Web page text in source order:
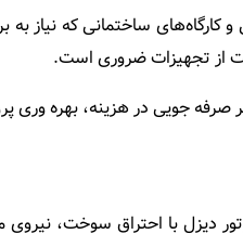
ساختمانی که نیاز به
از تجهیزات ضروری است.
صرفه ‌جویی در هزینه، بهره‌ وری
دیزل با احتراق سوخت، نیروی